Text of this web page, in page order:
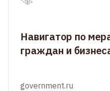
Навигатор по
граждан и
government.ru